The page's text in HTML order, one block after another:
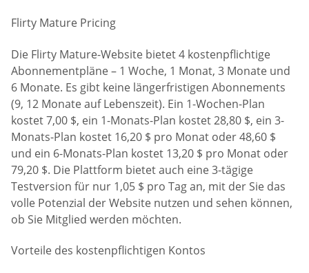
Flirty Mature Pricing
Die Flirty Mature-Website bietet 4 kostenpflichtige
Abonnementpläne – 1 Woche, 1 Monat, 3 Monate und
6 Monate. Es gibt keine längerfristigen Abonnements
(9, 12 Monate auf Lebenszeit). Ein 1-Wochen-Plan
kostet 7,00 $, ein 1-Monats-Plan kostet 28,80 $, ein 3-
Monats-Plan kostet 16,20 $ pro Monat oder 48,60 $
und ein 6-Monats-Plan kostet 13,20 $ pro Monat oder
79,20 $. Die Plattform bietet auch eine 3-tägige
Testversion für nur 1,05 $ pro Tag an, mit der Sie das
volle Potenzial der Website nutzen und sehen können,
ob Sie Mitglied werden möchten.
Vorteile des kostenpflichtigen Kontos